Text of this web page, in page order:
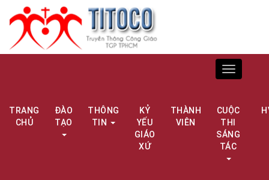
Toggle
navigation
TRANG
CHỦ
ĐÀO
TẠO
THÔNG
TIN
KỶ
YẾU
GIÁO
XỨ
THÀNH
VIÊN
CUỘC
THI
SÁNG
TÁC